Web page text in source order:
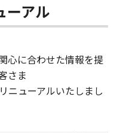
ーアル
心に合わせた情報を提
さま
ニューアルいたしまし